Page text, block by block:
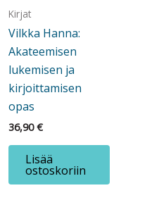
Kirjat
Vilkka Hanna:
Akateemisen
lukemisen ja
kirjoittamisen
opas
36,90€
Lisää
ostoskoriin